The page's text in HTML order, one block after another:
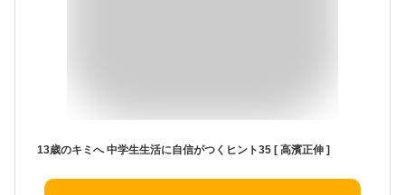
13歳のキミへ 中学生生活に自信がつくヒント35 [ 高濱正伸 ]